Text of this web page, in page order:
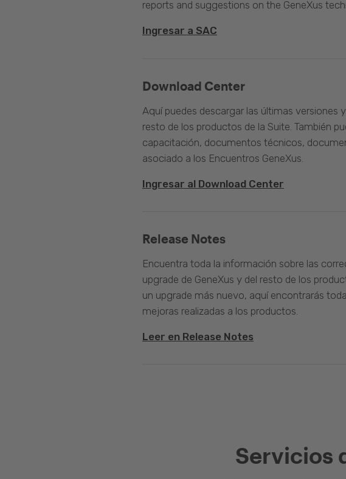
reports and suggestions on the GeneXus
Ingresar a SAC
Download Center
Aquí puedes descargar las últimas versiones
resto de los productos de la Suite. También
capacitación, documentos técnicos,
asociado a los Encuentros GeneXus.
Ingresar al Download Center
Release Notes
Encuentra toda la información sobre las
upgrade de GeneXus y del resto de los
un upgrade más nuevo, aquí encontrarás
mejoras realizadas a los productos.
Leer en Release Notes
Servicios